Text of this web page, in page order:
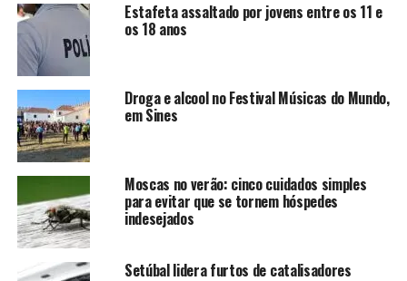
Estafeta assaltado por jovens entre os 11 e
os 18 anos
Droga e alcool no Festival Músicas do Mundo,
em Sines
Moscas no verão: cinco cuidados simples
para evitar que se tornem hóspedes
indesejados
Setúbal lidera furtos de catalisadores